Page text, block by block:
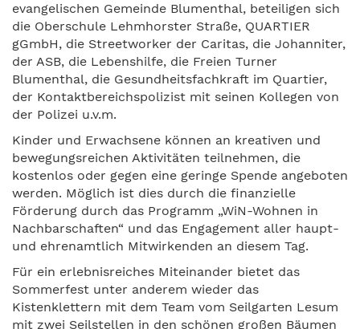
evangelischen Gemeinde Blumenthal, beteiligen sich
die Oberschule Lehmhorster Straße, QUARTIER
gGmbH, die Streetworker der Caritas, die Johanniter,
der ASB, die Lebenshilfe, die Freien Turner
Blumenthal, die Gesundheitsfachkraft im Quartier,
der Kontaktbereichspolizist mit seinen Kollegen von
der Polizei u.v.m.
Kinder und Erwachsene können an kreativen und
bewegungsreichen Aktivitäten teilnehmen, die
kostenlos oder gegen eine geringe Spende angeboten
werden. Möglich ist dies durch die finanzielle
Förderung durch das Programm „WiN-Wohnen in
Nachbarschaften“ und das Engagement aller haupt-
und ehrenamtlich Mitwirkenden an diesem Tag.
Für ein erlebnisreiches Miteinander bietet das
Sommerfest unter anderem wieder das
Kistenklettern mit dem Team vom Seilgarten Lesum
mit zwei Seilstellen in den schönen großen Bäumen